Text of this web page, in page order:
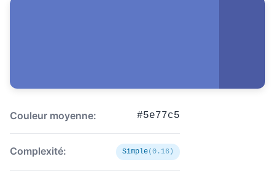
Couleur moyenne: #5e77c5
Complexité: Simple(0.16)